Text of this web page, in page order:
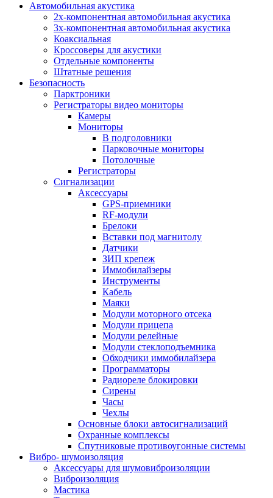
Автомобильная акустика
2х-компонентная автомобильная акустика
3х-компонентная автомобильная акустика
Коаксиальная
Кроссоверы для акустики
Отдельные компоненты
Штатные решения
Безопасность
Парктроники
Регистраторы видео мониторы
Камеры
Мониторы
В подголовники
Парковочные мониторы
Потолочные
Регистраторы
Сигнализации
Аксессуары
GPS-приемники
RF-модули
Брелоки
Вставки под магнитолу
Датчики
ЗИП крепеж
Иммобилайзеры
Инструменты
Кабель
Маяки
Модули моторного отсека
Модули прицепа
Модули релейные
Модули стеклоподъемника
Обходчики иммобилайзера
Программаторы
Радиореле блокировки
Сирены
Часы
Чехлы
Основные блоки автосигнализаций
Охранные комплексы
Спутниковые противоугонные системы
Вибро- шумоизоляция
Аксессуары для шумовиброизоляции
Виброизоляция
Мастика